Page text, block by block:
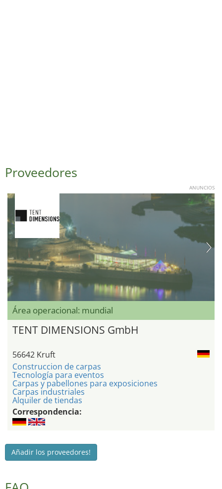
Proveedores
ANUNCIOS
Área operacional: mundial
TENT DIMENSIONS GmbH
56642 Kruft
Construccion de carpas
Tecnología para eventos
Carpas y pabellones para exposiciones
Carpas industriales
Alquiler de tiendas
Correspondencia:
Añadir los proveedores!